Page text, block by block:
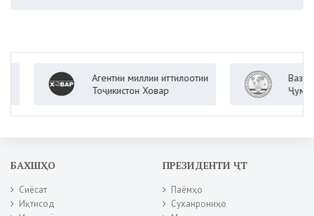
Агентии миллии иттилоотии
Тоҷикистон Ховар
Вазорати
Ҷумҳурии
БАХШҲО
Сиёсат
Иқтисод
ПРЕЗИДЕНТИ ҶТ
Паёмҳо
Суханрониҳо